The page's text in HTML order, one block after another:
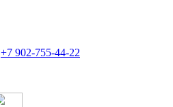
+7 902-755-44-22